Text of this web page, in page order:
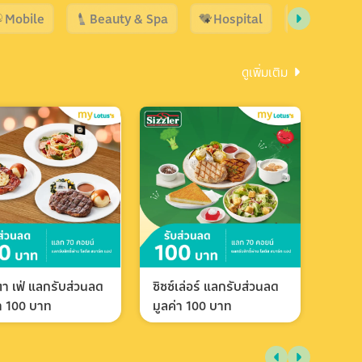
Mobile Beauty & Spa Hospital Shopping
ดูเพิ่มเติม
เฟ่ แลกรับส่วนลด
100 บาท
ซิซซ์เล่อร์ แลกรับส่วนลด
มูลค่า 100 บาท